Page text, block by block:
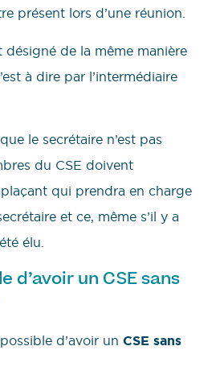
présent lors d’une réunion.
désigné de la même manière
à dire par l’intermédiaire
le secrétaire n’est pas
du CSE doivent
qui prendra en charge
et ce, même s’il y a
élu.
d’avoir un CSE sans
d’avoir un CSE sans